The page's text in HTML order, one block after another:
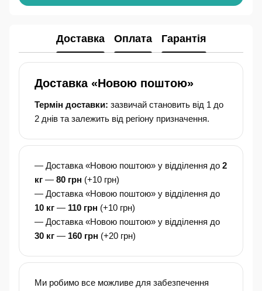
Доставка Оплата Гарантія
Доставка «Новою поштою»
Термін доставки: зазвичай становить від 1 до
2 днів та залежить від регіону призначення.
— Доставка «Новою поштою» у відділення до 2
кг — 80 грн (+10 грн)
— Доставка «Новою поштою» у відділення до
10 кг — 110 грн (+10 грн)
— Доставка «Новою поштою» у відділення до
30 кг — 160 грн (+20 грн)
Ми робимо все можливе для забезпечення